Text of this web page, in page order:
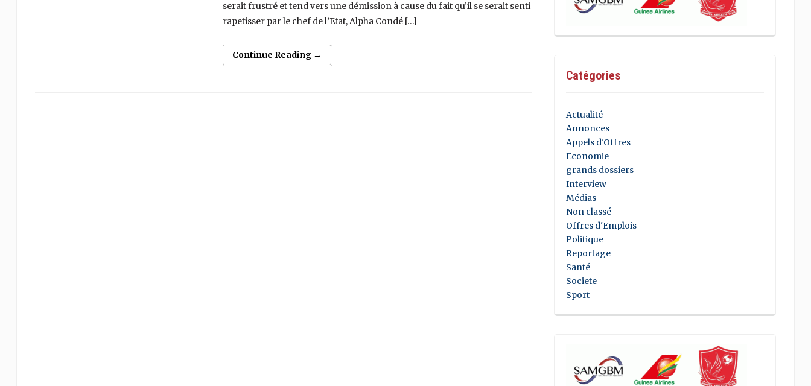
serait frustré et tend vers une démission à cause du fait qu’il se serait senti
rapetisser par le chef de l’Etat, Alpha Condé […]
Continue Reading →
Catégories
Actualité
Annonces
Appels d'Offres
Economie
grands dossiers
Interview
Médias
Non classé
Offres d'Emplois
Politique
Reportage
Santé
Societe
Sport